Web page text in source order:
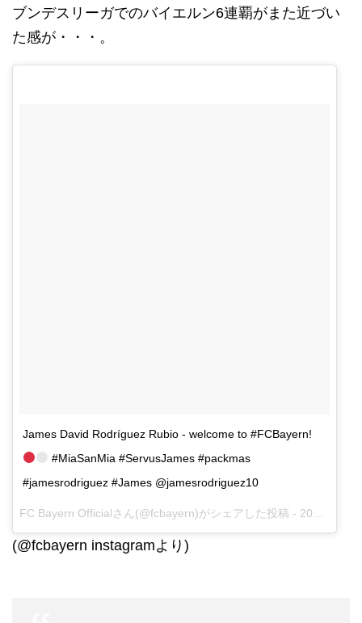
ブンデスリーガでのバイエルン6連覇がまた近づい
た感が・・・。
James David Rodríguez Rubio - welcome to #FCBayern!
#MiaSanMia #ServusJames #packmas
#jamesrodriguez #James @jamesrodriguez10
FC Bayern Officialさん(@fcbayern)がシェアした投稿 - 2017 7月 11 11:29午前 PDT
(@fcbayern instagramより)